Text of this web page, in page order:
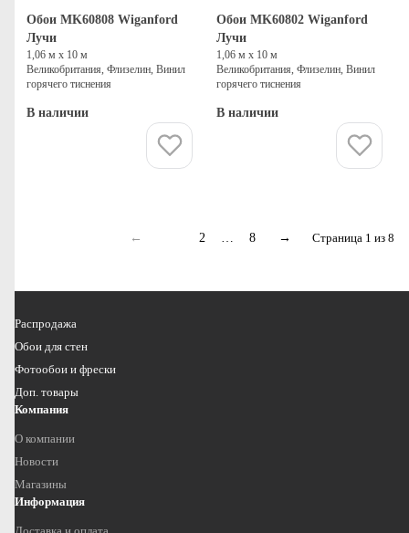
Обои MK60808 Wiganford
Лучи
1,06 м х 10 м
Великобритания, Флизелин, Винил
горячего тиснения
В наличии
Обои MK60802 Wiganford
Лучи
1,06 м х 10 м
Великобритания, Флизелин, Винил
горячего тиснения
В наличии
← 2 … 8 → Страница 1 из 8
Распродажа
Обои для стен
Фотообои и фрески
Доп. товары
Компания
О компании
Новости
Магазины
Информация